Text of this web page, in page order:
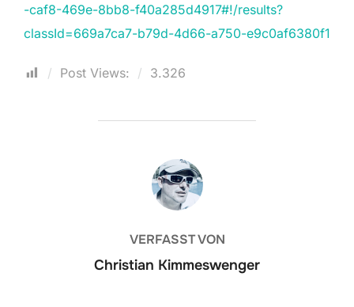
-caf8-469e-8bb8-f40a285d4917#!/results?
classId=669a7ca7-b79d-4d66-a750-e9c0af6380f1
Post Views: 3.326
BEITRAGSAUTOR
VERFASST VON
Christian Kimmeswenger